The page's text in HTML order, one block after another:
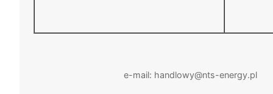
e-mail: handlowy@nts-